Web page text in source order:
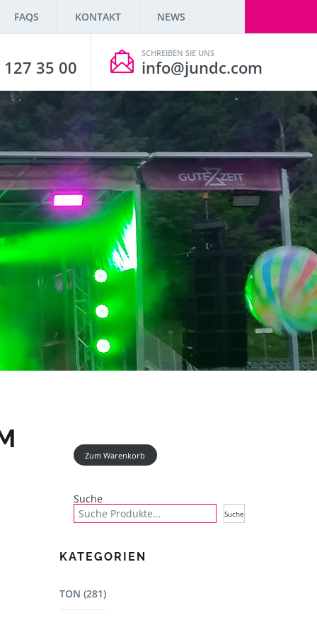
FAQS KONTAKT NEWS
SCHREIBEN SIE UNS
info@jundc.com
35 00
Zum Warenkorb
Suche
Suche
KATEGORIEN
TON (281)